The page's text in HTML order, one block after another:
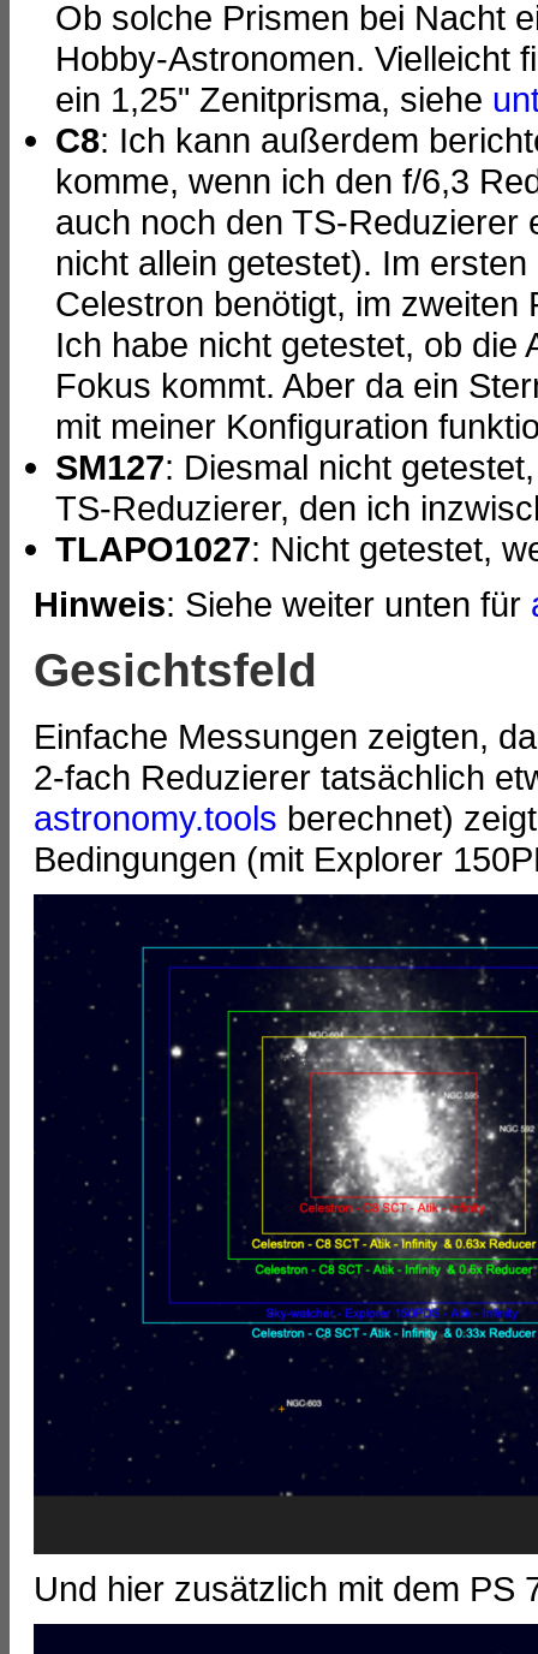
Ob solche Prismen bei Nacht
Hobby-Astronomen. Vielleicht
ein 1,25" Zenitprisma, siehe
C8: Ich kann außerdem
komme, wenn ich den f/6,3
auch noch den TS-Reduzierer
nicht allein getestet). Im
Celestron benötigt, im zweiten
Ich habe nicht getestet, ob die
Fokus kommt. Aber da ein
mit meiner Konfiguration
SM127: Diesmal nicht
TS-Reduzierer, den ich
TLAPO1027: Nicht getestet,
Hinweis: Siehe weiter unten für
Gesichtsfeld
Einfache Messungen zeigten,
2-fach Reduzierer tatsächlich
astronomy.tools berechnet)
Bedingungen (mit Explorer
Und hier zusätzlich mit dem PS